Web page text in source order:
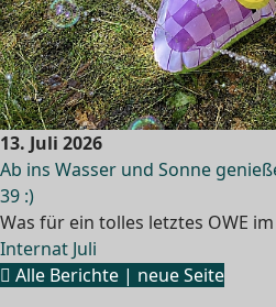
13. Juli 2026
Ab ins Wasser und Sonne
39 :)
Was für ein tolles letztes OWE
Internat Juli
Alle Berichte | neue Seite